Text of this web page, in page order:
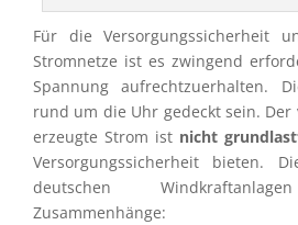
Für die Versor­gungs­si­cher­heit
Strom­netze ist es zwingend
Spannung aufrecht­zu­er­hal­ten.
rund um die Uhr gedeckt sein.
erzeugte Strom ist nicht
Versor­gungs­si­cher­heit bieten.
deutschen
Zusammenhänge: